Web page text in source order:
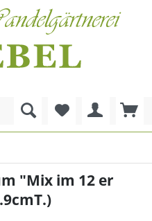
"Mix im 12 er